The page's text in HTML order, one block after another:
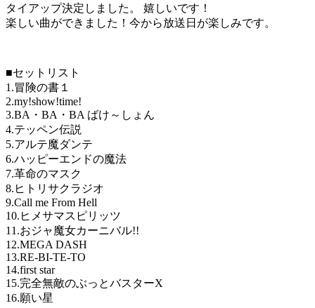
タイアップ決定しました。 嬉しいです！
楽しい曲ができました！今から放送日が楽しみです。
■セットリスト
1.冒険の書１
2.my!show!time!
3.BA・BA・BA ばけ～しょん
4.テッペン伝説
5.アルテ魔ダンテ
6.ハッピーエンドの魔法
7.革命のマスク
8.ヒトリサクラジオ
9.Call me From Hell
10.ヒメサマスピリッツ
11.おジャ魔女カーニバル!!
12.MEGA DASH
13.RE-BI-TE-TO
14.first star
15.完全無敵のぶっとバスターX
16.願い星